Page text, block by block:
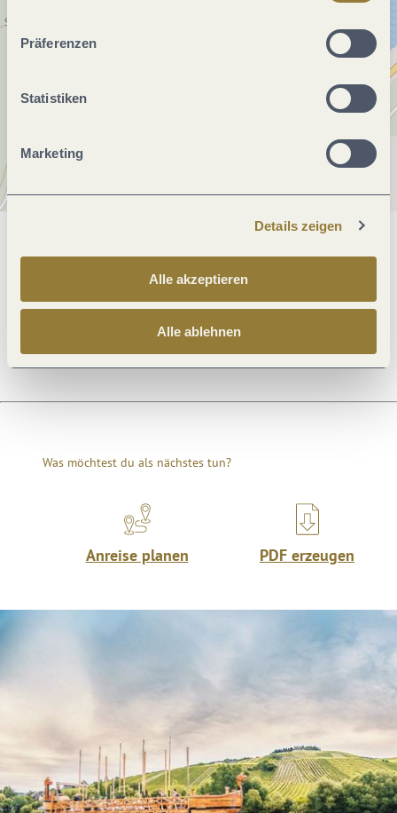
ablehnen" kann es zu Beeinträchtigungen in der Nutzung
Präferenzen
Statistiken
Marketing
Details zeigen
Alle akzeptieren
Alle ablehnen
Allgemeine Informationen
Öffnungszeiten
Was möchtest du als nächstes tun?
Anreise planen PDF erzeugen